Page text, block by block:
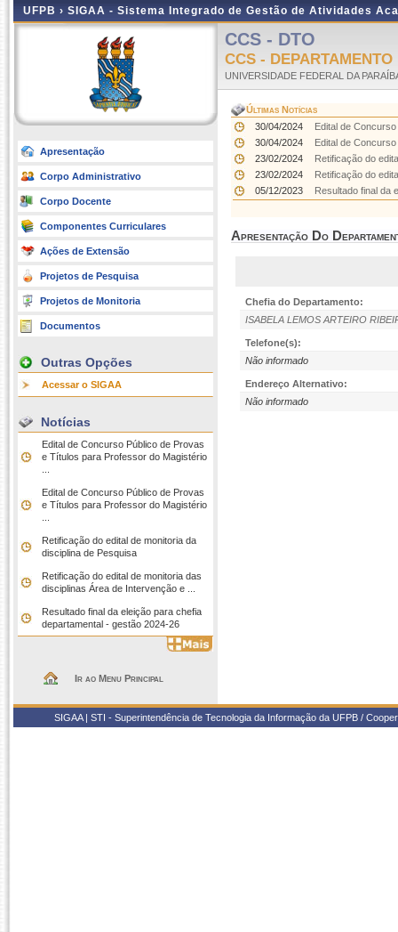
UFPB › SIGAA - Sistema Integrado de Gestão de Atividades
Apresentação
Corpo Administrativo
Corpo Docente
Componentes Curriculares
Ações de Extensão
Projetos de Pesquisa
Projetos de Monitoria
Documentos
Outras Opções
Acessar o SIGAA
Notícias
Edital de Concurso Público de Provas
e Títulos para Professor do Magistério
Edital de Concurso Público de Provas
e Títulos para Professor do Magistério
Retificação do edital de monitoria da
disciplina de Pesquisa
Retificação do edital de monitoria das
disciplinas Área de Intervenção e ...
Resultado final da eleição para chefia
departamental - gestão 2024-26
Ir ao Menu Principal
CCS - DTO
CCS -
UNIVERSIDADE FEDERAL DA
Últimas Notícias
30/04/2024
Edital de
30/04/2024
Edital de
23/02/2024
Retificação do
23/02/2024
Retificação do
05/12/2023
Resultado final da
Apresentação Do
Chefia do Departamento:
ISABELA LEMOS ARTEIRO
Telefone(s):
Não informado
Endereço Alternativo:
Não informado
SIGAA | STI - Superintendência de Tecnologia da Informação da UFPB /